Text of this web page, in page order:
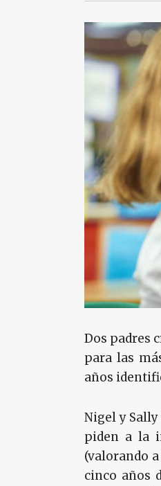
Dos padres
para las
años
Nigel y
piden a la
(valorando
cinco años